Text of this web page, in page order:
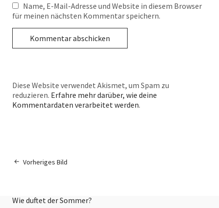
Name, E-Mail-Adresse und Website in diesem Browser
für meinen nächsten Kommentar speichern.
Diese Website verwendet Akismet, um Spam zu
reduzieren. Erfahre mehr darüber, wie deine
Kommentardaten verarbeitet werden.
Vorheriges Bild
Wie duftet der Sommer?